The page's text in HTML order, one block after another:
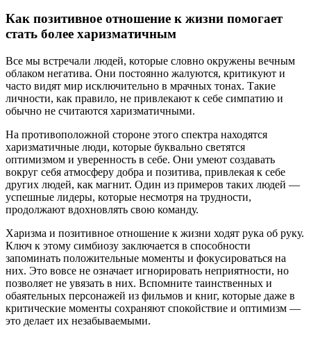
Как позитивное отношение к жизни помогает
стать более харизматичным
Все мы встречали людей, которые словно окружены вечным
облаком негатива. Они постоянно жалуются, критикуют и
часто видят мир исключительно в мрачных тонах. Такие
личности, как правило, не привлекают к себе симпатию и
обычно не считаются харизматичными.
На противоположной стороне этого спектра находятся
харизматичные люди, которые буквально светятся
оптимизмом и уверенность в себе. Они умеют создавать
вокруг себя атмосферу добра и позитива, привлекая к себе
других людей, как магнит. Один из примеров таких людей —
успешные лидеры, которые несмотря на трудности,
продолжают вдохновлять свою команду.
Харизма и позитивное отношение к жизни ходят рука об руку.
Ключ к этому симбиозу заключается в способности
запоминать положительные моменты и фокусироваться на
них. Это вовсе не означает игнорировать неприятности, но
позволяет не увязать в них. Вспомните таинственных и
обаятельных персонажей из фильмов и книг, которые даже в
критические моменты сохраняют спокойствие и оптимизм —
это делает их незабываемыми.